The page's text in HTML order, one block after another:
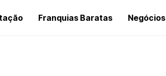
Franquias Baratas Negócios